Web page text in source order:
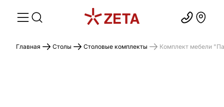
Главная Столы Столовые комплекты Комплект мебели